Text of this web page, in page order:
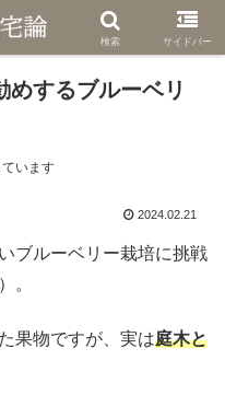
めするブルーベリ
います
2024.02.21
ブルーベリー栽培に挑戦
。
果物ですが、実は庭木と
検索 サイドバー